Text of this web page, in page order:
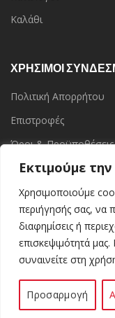
Εκτιμούμε
Χρησιμοποιούμε
περιήγησής σας, να
διαφημίσεις ή
επισκεψιμότητά
συναινείτε στη
Προσαρμογή
Καλάθι
ΧΡΗΣΙΜΟΙ
Πολιτική Απορρήτου
Επιστροφές
Όροι & Προϋποθέσεις
Επικοινωνία
Τα Καταστήματα
2021